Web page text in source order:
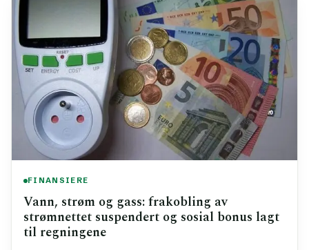
FINANSIERE
Vann, strøm og gass: frakobling av
strømnettet suspendert og sosial bonus lagt
til regningene